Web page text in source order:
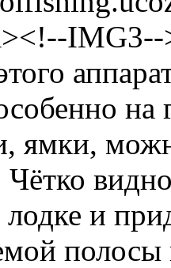
IMG3--
ямки,
Чётко
и